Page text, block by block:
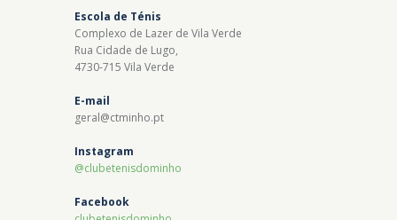
Escola de Ténis
Complexo de Lazer de Vila Verde
Rua Cidade de Lugo,
4730-715 Vila Verde
E-mail
geral@ctminho.pt
Instagram
@clubetenisdominho
Facebook